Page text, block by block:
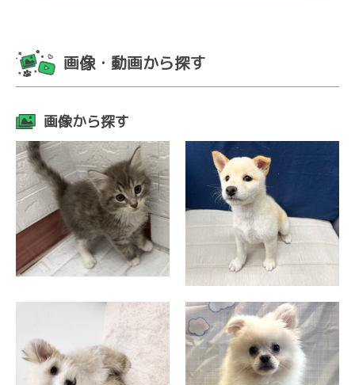
画像・動画から探す
画像から探す